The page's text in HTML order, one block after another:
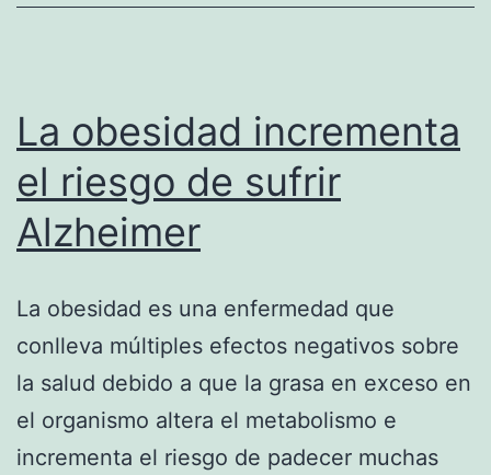
La obesidad incrementa
el riesgo de sufrir
Alzheimer
La obesidad es una enfermedad que
conlleva múltiples efectos negativos sobre
la salud debido a que la grasa en exceso en
el organismo altera el metabolismo e
incrementa el riesgo de padecer muchas